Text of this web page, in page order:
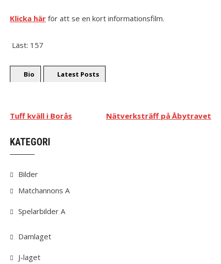
Klicka här för att se en kort informationsfilm.
Läst: 157
Bio Latest Posts
Tuff kväll i Borås Nätverksträff på Åbytravet
KATEGORI
Bilder
Matchannons A
Spelarbilder A
Damlaget
J-laget